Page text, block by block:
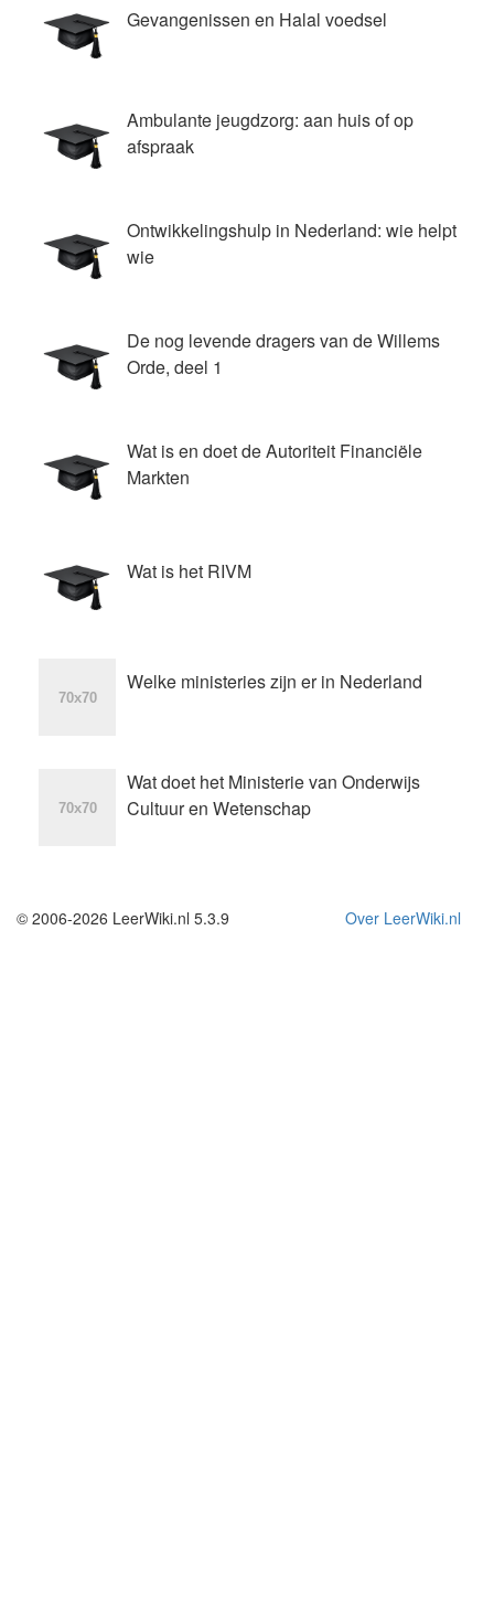
Gevangenissen en Halal voedsel
Ambulante jeugdzorg: aan huis of op
afspraak
Ontwikkelingshulp in Nederland: wie helpt
wie
De nog levende dragers van de Willems
Orde, deel 1
Wat is en doet de Autoriteit Financiële
Markten
Wat is het RIVM
Welke ministeries zijn er in Nederland
Wat doet het Ministerie van Onderwijs
Cultuur en Wetenschap
Over LeerWiki.nl
© 2006-2026 LeerWiki.nl 5.3.9